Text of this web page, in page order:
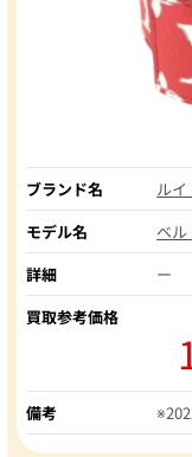
ブランド名
ル
モデル名
ベル
詳細
ー
買取参考価格
備考